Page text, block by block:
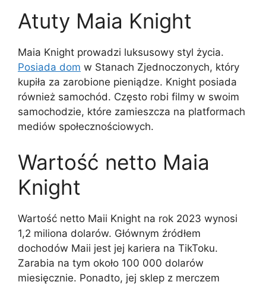
Atuty Maia Knight
Maia Knight prowadzi luksusowy styl życia.
Posiada dom w Stanach Zjednoczonych, który
kupiła za zarobione pieniądze. Knight posiada
również samochód. Często robi filmy w swoim
samochodzie, które zamieszcza na platformach
mediów społecznościowych.
Wartość netto Maia
Knight
Wartość netto Maii Knight na rok 2023 wynosi
1,2 miliona dolarów. Głównym źródłem
dochodów Maii jest jej kariera na TikToku.
Zarabia na tym około 100 000 dolarów
miesięcznie. Ponadto, jej sklep z merczem